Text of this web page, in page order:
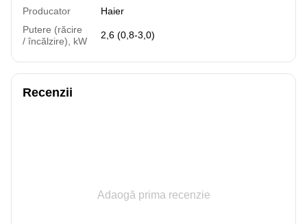
Producator
Haier
Putere (răcire
/ încălzire), kW
2,6 (0,8-3,0)
Recenzii
Adaogă prima recenzie